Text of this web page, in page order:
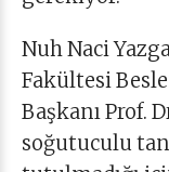
Nuh Naci
Fakültesi
Başkanı Prof.
soğutuculu